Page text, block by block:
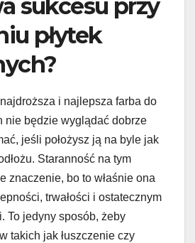
sukcesu przy
płytek
i najlepsza farba do
nie będzie wyglądać dobrze
jeśli położysz ją na byle jak
Staranność na tym
znaczenie, bo to właśnie ona
trwałości i ostatecznym
To jedyny sposób, żeby
takich jak łuszczenie czy